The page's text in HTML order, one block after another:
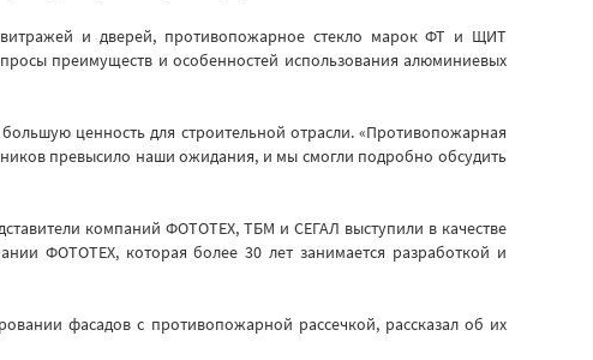
витражей и дверей, противопожарное стекло марок ФТ и ЩИТ
преимуществ и особенностей использования алюминиевых
ценность для строительной отрасли. «Противопожарная
превысило наши ожидания, и мы смогли подробно обсудить
компаний ФОТОТЕХ, ТБМ и СЕГАЛ выступили в качестве
ФОТОТЕХ, которая более 30 лет занимается разработкой и
фасадов с противопожарной рассечкой, рассказал об их